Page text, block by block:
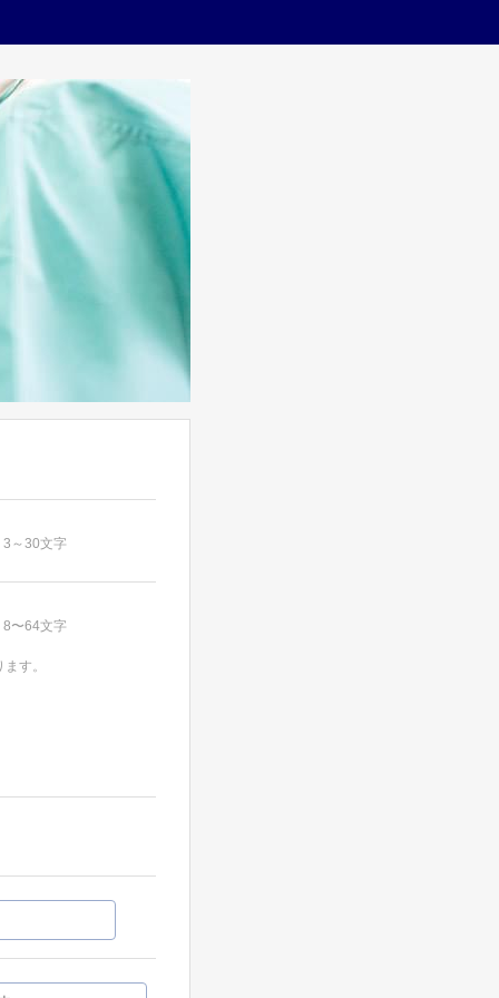
～30文字
〜64文字
す。